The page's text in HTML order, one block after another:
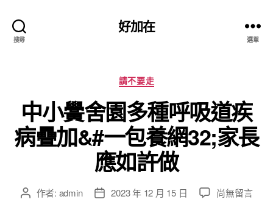
搜尋
好加在
選單
分
類
請不要走
中小黌舍園多種呼吸道疾
病疊加&#一包養網32;家長
應如許做
文 作者: admin
文 2023 年 12 月 15 日
在
尚無留言